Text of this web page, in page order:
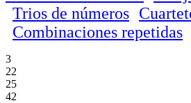
Trios de números
Combinaciones repetidas
3
22
25
42